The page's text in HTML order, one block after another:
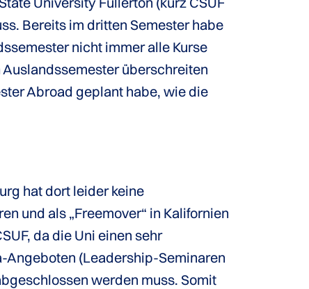
Bereits im dritten Semester habe
nicht immer alle Kurse
überschreiten
Abroad geplant habe, wie die
hat dort leider keine
und als „Freemover“ in Kalifornien
da die Uni einen sehr
Angeboten (Leadership-Seminaren
werden muss. Somit